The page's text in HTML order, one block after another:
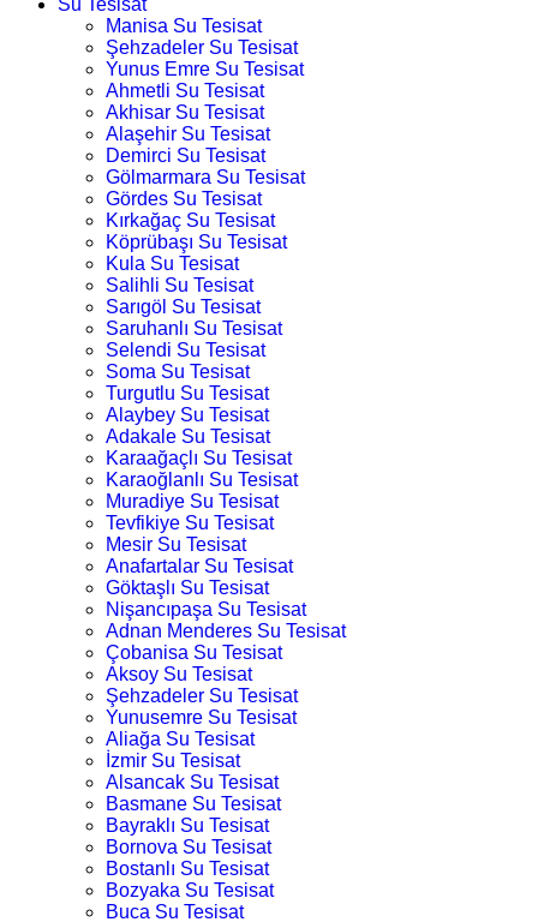
Su Tesisat
Manisa Su Tesisat
Şehzadeler Su Tesisat
Yunus Emre Su Tesisat
Ahmetli Su Tesisat
Akhisar Su Tesisat
Alaşehir Su Tesisat
Demirci Su Tesisat
Gölmarmara Su Tesisat
Gördes Su Tesisat
Kırkağaç Su Tesisat
Köprübaşı Su Tesisat
Kula Su Tesisat
Salihli Su Tesisat
Sarıgöl Su Tesisat
Saruhanlı Su Tesisat
Selendi Su Tesisat
Soma Su Tesisat
Turgutlu Su Tesisat
Alaybey Su Tesisat
Adakale Su Tesisat
Karaağaçlı Su Tesisat
Karaoğlanlı Su Tesisat
Muradiye Su Tesisat
Tevfikiye Su Tesisat
Mesir Su Tesisat
Anafartalar Su Tesisat
Göktaşlı Su Tesisat
Nişancıpaşa Su Tesisat
Adnan Menderes Su Tesisat
Çobanisa Su Tesisat
Aksoy Su Tesisat
Şehzadeler Su Tesisat
Yunusemre Su Tesisat
Aliağa Su Tesisat
İzmir Su Tesisat
Alsancak Su Tesisat
Basmane Su Tesisat
Bayraklı Su Tesisat
Bornova Su Tesisat
Bostanlı Su Tesisat
Bozyaka Su Tesisat
Buca Su Tesisat